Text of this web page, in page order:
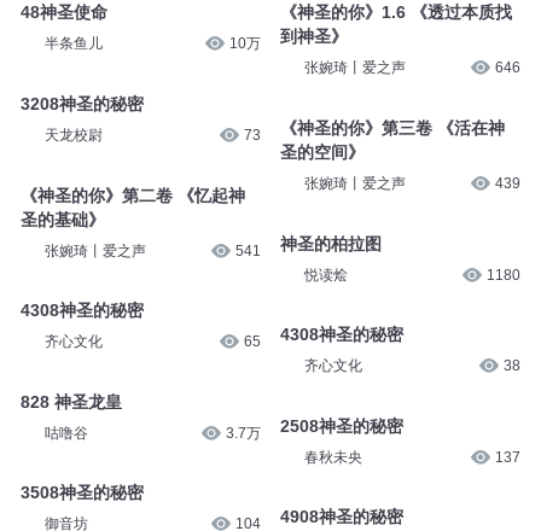
48神圣使命
半条鱼儿 10万
3208神圣的秘密
天龙校尉 73
《神圣的你》第二卷 《忆起神
圣的基础》
张婉琦丨爱之声 541
4308神圣的秘密
齐心文化 65
828 神圣龙皇
咕噜谷 3.7万
3508神圣的秘密
御音坊 104
《神圣的你》1.6 《透过本质找
到神圣》
张婉琦丨爱之声 646
《神圣的你》第三卷 《活在神
圣的空间》
张婉琦丨爱之声 439
神圣的柏拉图
悦读烩 1180
4308神圣的秘密
齐心文化 38
2508神圣的秘密
春秋未央 137
4908神圣的秘密